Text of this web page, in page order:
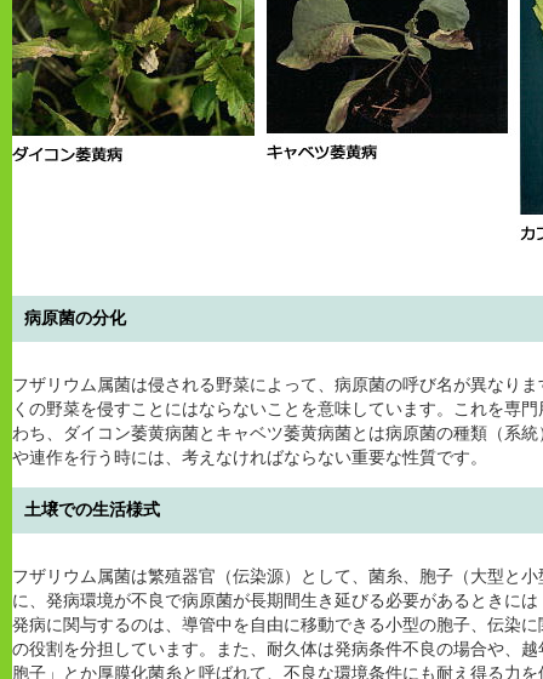
病原菌の分化
フザリウム属菌は侵される野菜によって、病原菌の呼び名が異なり
くの野菜を侵すことにはならないことを意味しています。これを専
わち、ダイコン萎黄病菌とキャベツ萎黄病菌とは病原菌の種類（系
や連作を行う時には、考えなければならない重要な性質です。
土壌での生活様式
フザリウム属菌は繁殖器官（伝染源）として、菌糸、胞子（大型と
に、発病環境が不良で病原菌が長期間生き延びる必要があるときに
発病に関与するのは、導管中を自由に移動できる小型の胞子、伝染
の役割を分担しています。また、耐久体は発病条件不良の場合や、
胞子」とか厚膜化菌糸と呼ばれて、不良な環境条件にも耐え得る力